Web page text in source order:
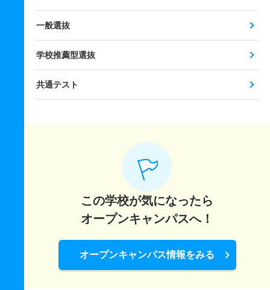
一般選抜
学校推薦型選抜
共通テスト
この学校が気になったら
オープンキャンパスへ！
オープンキャンパス情報をみる